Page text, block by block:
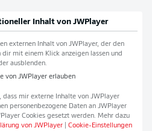
Inhalt von JWPlayer
externen Inhalt von JWPlayer, der den
mit einem Klick anzeigen lassen und
ausblenden.
von JWPlayererlauben
dass mir externe Inhalte von JWPlayer
personenbezogene Daten an JWPlayer
Cookies gesetzt werden. Mehr dazu
von JWPlayer| Cookie-Einstellungen